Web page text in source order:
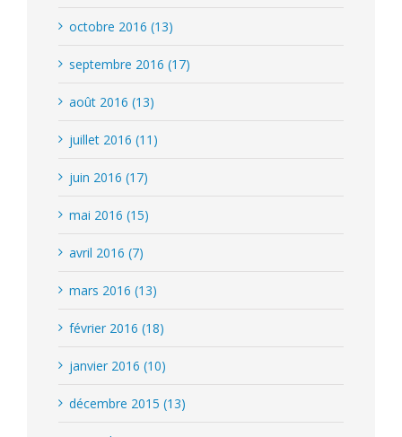
octobre 2016 (13)
septembre 2016 (17)
août 2016 (13)
juillet 2016 (11)
juin 2016 (17)
mai 2016 (15)
avril 2016 (7)
mars 2016 (13)
février 2016 (18)
janvier 2016 (10)
décembre 2015 (13)